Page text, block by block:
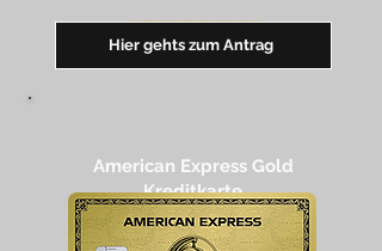
━━━━━━━
Hier gehts zum Antrag
American Express Gold
Kreditkarte